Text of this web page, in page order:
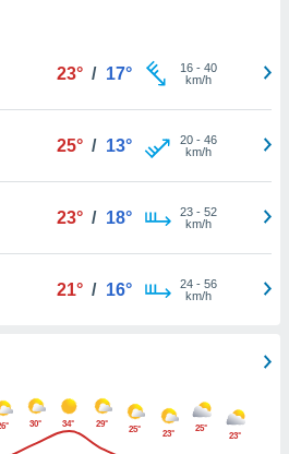
23° / 17° 16- 40
km/h
25° / 13° 20- 46
km/h
23° / 18° 23- 52
km/h
21° / 16° 24- 56
km/h
30° 34° 29°
25° 23°
25°
23°